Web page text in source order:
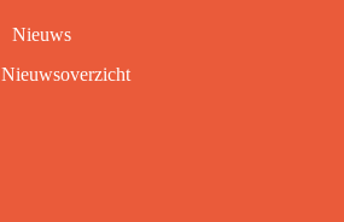
Nieuws
Nieuwsoverzicht